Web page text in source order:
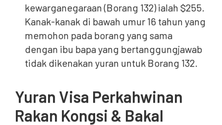
kewarganegaraan (Borang 132) ialah $255.
Kanak-kanak di bawah umur 16 tahun yang
memohon pada borang yang sama
dengan ibu bapa yang bertanggungjawab
tidak dikenakan yuran untuk Borang 132.
Yuran Visa Perkahwinan
Rakan Kongsi & Bakal